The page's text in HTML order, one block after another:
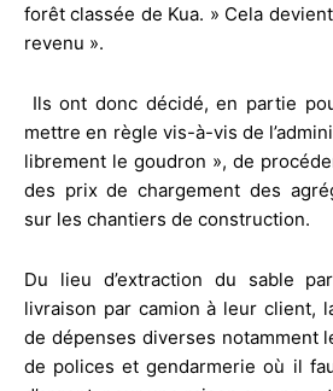
forêt classée de Kua. » Cela
revenu ».
Ils ont donc décidé, en partie
mettre en règle vis-à-vis de
librement le goudron », de
des prix de chargement des
sur les chantiers de construction.
Du lieu d’extraction du sable
livraison par camion à leur client,
de dépenses diverses notamment
de polices et gendarmerie où il